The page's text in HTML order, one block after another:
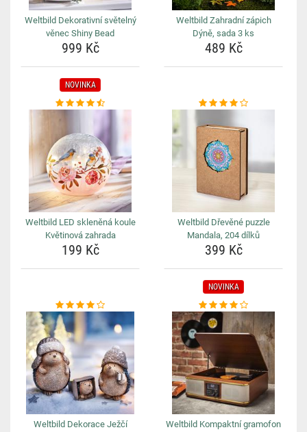
Weltbild Dekorativní světelný
věnec Shiny Bead
999 Kč
Weltbild Zahradní zápich
Dýně, sada 3 ks
489 Kč
NOVINKA
Weltbild LED skleněná koule
Květinová zahrada
199 Kč
Weltbild Dřevěné puzzle
Mandala, 204 dílků
399 Kč
Weltbild Dekorace Ježčí
NOVINKA
Weltbild Kompaktní gramofon